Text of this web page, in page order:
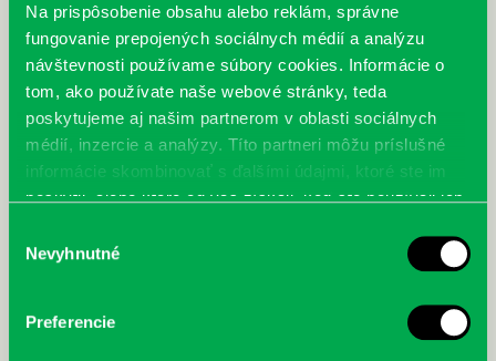
Na prispôsobenie obsahu alebo reklám, správne
fungovanie prepojených sociálnych médií a analýzu
návštevnosti používame súbory cookies. Informácie o
tom, ako používate naše webové stránky, teda
poskytujeme aj našim partnerom v oblasti sociálnych
médií, inzercie a analýzy. Títo partneri môžu príslušné
informácie skombinovať s ďalšími údajmi, ktoré ste im
poskytli, alebo ktoré od vás získali, keď ste používali ich
súhlasu
Nevyhnutné
Preferencie